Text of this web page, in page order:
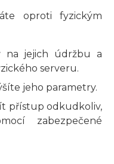
oproti fyzickým
na jejich údržbu a
serveru.
jeho parametry.
přístup odkudkoliv,
zabezpečené